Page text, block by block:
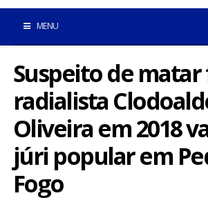
MENU
POMBAL E REGIÃO
BRASIL
Suspeito de
radialista
Oliveira em 2018
júri popular em
Fogo